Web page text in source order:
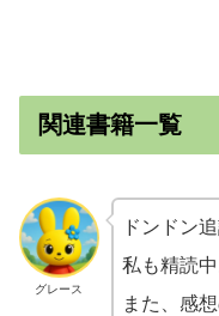
関連書籍一覧
グレース
ドンドン
私も精読中
また、感